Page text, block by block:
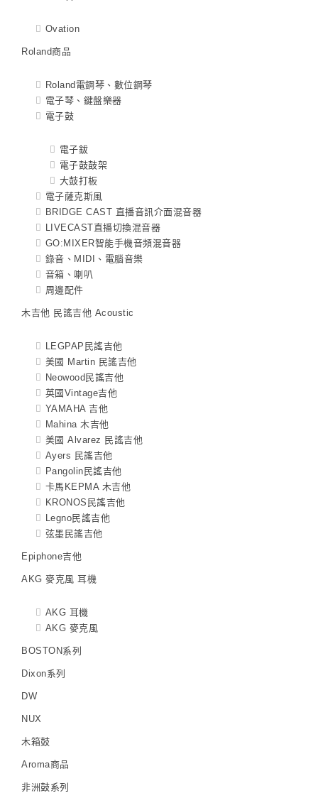
Ovation
Roland商品
Roland電鋼琴、數位鋼琴
電子琴、鍵盤樂器
電子鼓
電子鈸
電子鼓鼓架
大鼓打板
電子薩克斯風
BRIDGE CAST 直播音訊介面混音器
LIVECAST直播切換混音器
GO:MIXER智能手機音頻混音器
錄音、MIDI、電腦音樂
音箱、喇叭
周邊配件
木吉他 民謠吉他 Acoustic
LEGPAP民謠吉他
美國 Martin 民謠吉他
Neowood民謠吉他
英國Vintage吉他
YAMAHA 吉他
Mahina 木吉他
美國 Alvarez 民謠吉他
Ayers 民謠吉他
Pangolin民謠吉他
卡馬KEPMA 木吉他
KRONOS民謠吉他
Legno民謠吉他
弦墨民謠吉他
Epiphone吉他
AKG 麥克風 耳機
AKG 耳機
AKG 麥克風
BOSTON系列
Dixon系列
DW
NUX
木箱鼓
Aroma商品
非洲鼓系列